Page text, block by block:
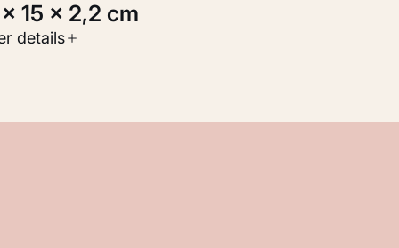
× 15 × 2,2 cm
werk
details